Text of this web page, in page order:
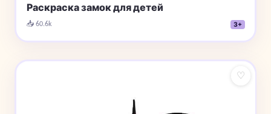
Раскраска замок для детей
📥 60.6k 3+
♡